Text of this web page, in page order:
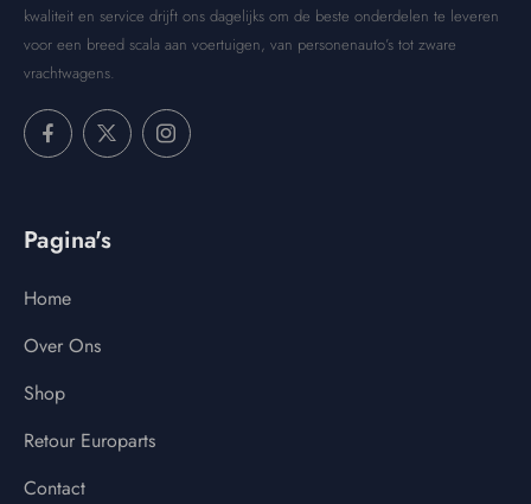
kwaliteit en service drijft ons dagelijks om de beste onderdelen te leveren
voor een breed scala aan voertuigen, van personenauto’s tot zware
vrachtwagens.
Pagina's
Home
Over Ons
Shop
Retour Europarts
Contact